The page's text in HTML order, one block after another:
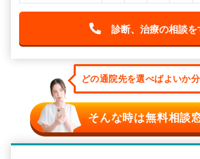
診断、治療の相談を
どの通院先を選べばよいか
そんな時は無料相談